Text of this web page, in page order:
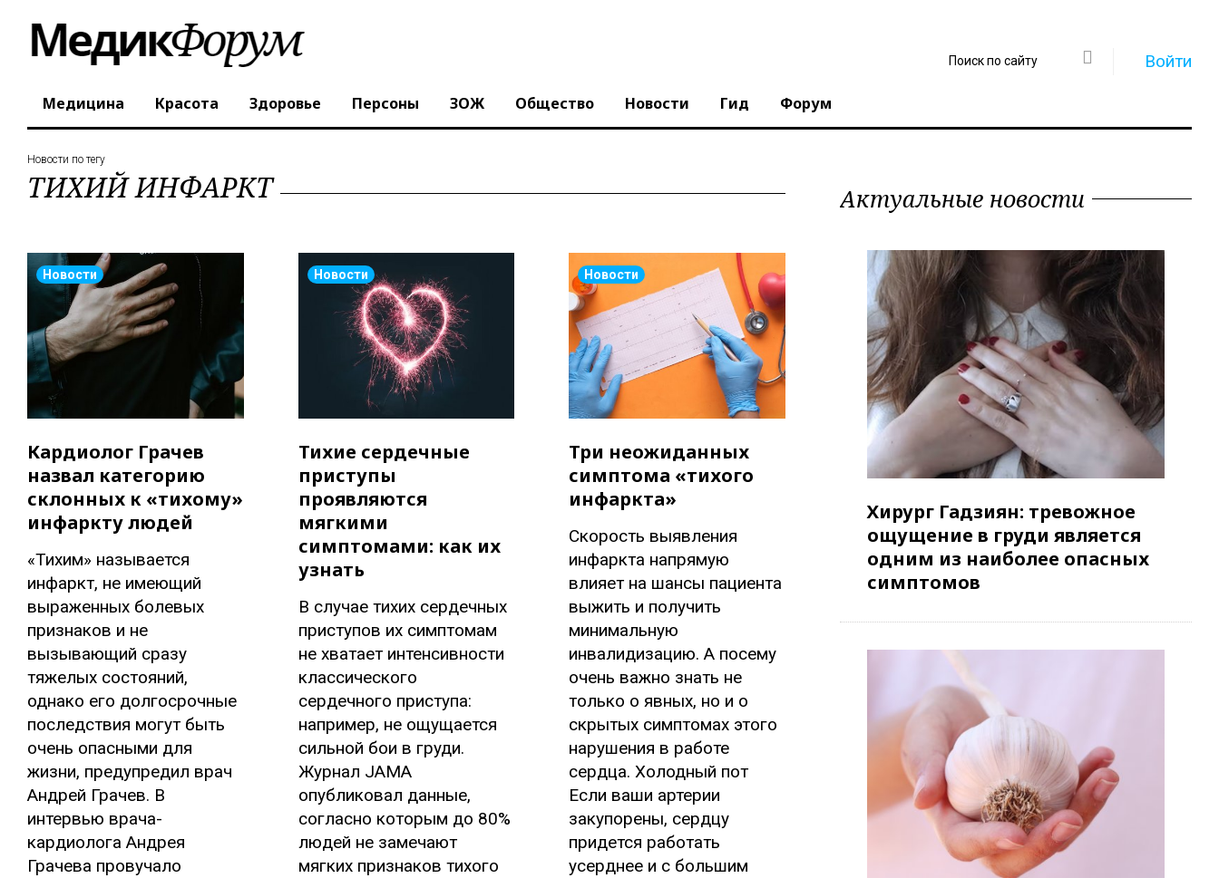
Войти
Регистрация
Медицина Красота Здоровье Персоны ЗОЖ Общество Новости Гид Форум
Новости по тегу
ТИХИЙ ИНФАРКТ
Новости
Кардиолог Грачев
назвал категорию
склонных к «тихому»
инфаркту людей
«Тихим» называется
инфаркт, не имеющий
выраженных болевых
признаков и не
вызывающий сразу
тяжелых состояний,
однако его долгосрочные
последствия могут быть
очень опасными для
жизни, предупредил врач
Андрей Грачев. В
интервью врача-
кардиолога Андрея
Грачева провучало
Новости
Тихие сердечные
приступы
проявляются
мягкими
симптомами: как их
узнать
В случае тихих сердечных
приступов их симптомам
не хватает интенсивности
классического
сердечного приступа:
например, не ощущается
сильной бои в груди.
Журнал JAMA
опубликовал данные,
согласно которым до 80%
людей не замечают
мягких признаков тихого
Новости
Три неожиданных
симптома «тихого
инфаркта»
Скорость выявления
инфаркта напрямую
влияет на шансы пациента
выжить и получить
минимальную
инвалидизацию. А посему
очень важно знать не
только о явных, но и о
скрытых симптомах этого
нарушения в работе
сердца. Холодный пот
Если ваши артерии
закупорены, сердцу
придется работать
усерднее и с большим
Актуальные новости
Хирург Гадзиян: тревожное
ощущение в груди является
одним из наиболее опасных
симптомов